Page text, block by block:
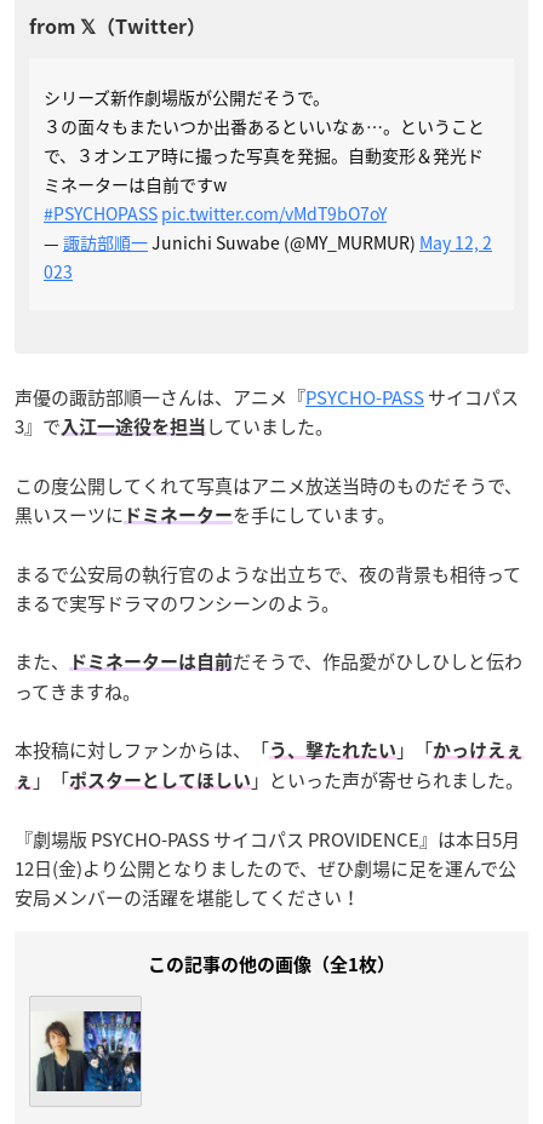
シリーズ新作劇場版が公開だそうで。
３の面々もまたいつか出番あるといいなぁ…。ということ
で、３オンエア時に撮った写真を発掘。自動変形＆発光ド
ミネーターは自前ですw
#PSYCHOPASS pic.twitter.com/vMdT9bO7oY
— 諏訪部順一Junichi Suwabe (@MY_MURMUR) May 12, 2
023
声優の諏訪部順一さんは、アニメ『PSYCHO-PASSサイコパス
3』で 入江一途役を担当 していました。
この度公開してくれて写真はアニメ放送当時のものだそうで、
黒いスーツに ドミネーターを手にしています。
まるで公安局の執行官のような出立ちで、夜の背景も相待って
まるで実写ドラマのワンシーンのよう。
また、 ドミネーターは自前だそうで、作品愛がひしひしと伝わ
ってきますね。
本投稿に対しファンからは、「う、撃たれたい 」「かっけえぇ
ぇ 」「ポスターとしてほしい 」といった声が寄せられました。
『劇場版 PSYCHO-PASS サイコパス PROVIDENCE』は本日5月
12日(金)より公開となりましたので、ぜひ劇場に足を運んで公
安局メンバーの活躍を堪能してください！
この記事の他の画像（全1枚）